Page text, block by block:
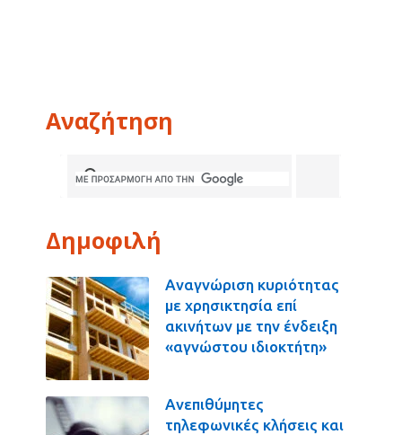
Αναζήτηση
Δημοφιλή
Αναγνώριση κυριότητας
με χρησικτησία επί
ακινήτων με την ένδειξη
«αγνώστου ιδιοκτήτη»
Ανεπιθύμητες
τηλεφωνικές κλήσεις και